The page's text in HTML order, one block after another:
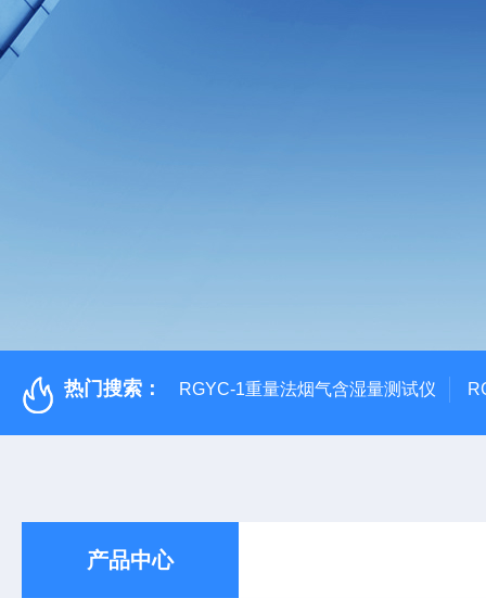
热门搜索： RGYC-1重量法烟气含湿量测试仪
产品中心